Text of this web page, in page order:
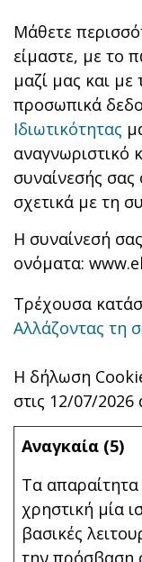
Μάθετε
είμαστε, με το
μαζί μας και
προσωπικά
Ιδιωτικότητας
αναγνωριστικό
συναίνεσής σας
σχετικά με τη
Η συναίνεσή
ονόματα:
Τρέχουσα
Αλλάζοντας τη
Η δήλωση
στις 12/07/2026
Αναγκαία (5)
Τα
χρηστική μία
βασικές